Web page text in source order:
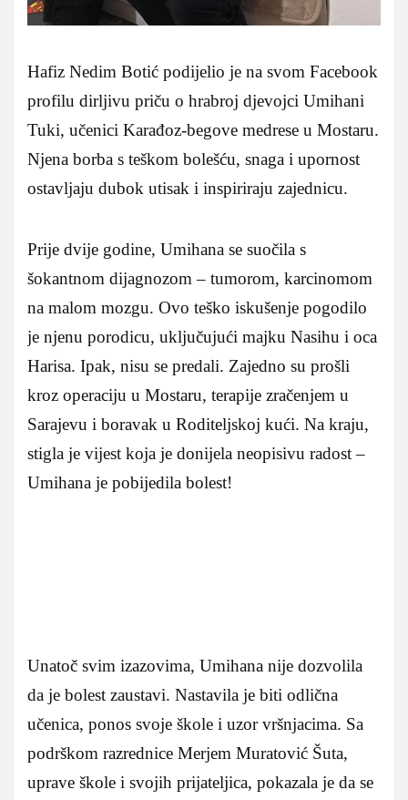
Hafiz Nedim Botić podijelio je na svom Facebook
profilu dirljivu priču o hrabroj djevojci Umihani
Tuki, učenici Karađoz-begove medrese u Mostaru.
Njena borba s teškom bolešću, snaga i upornost
ostavljaju dubok utisak i inspiriraju zajednicu.
Prije dvije godine, Umihana se suočila s
šokantnom dijagnozom – tumorom, karcinomom
na malom mozgu. Ovo teško iskušenje pogodilo
je njenu porodicu, uključujući majku Nasihu i oca
Harisa. Ipak, nisu se predali. Zajedno su prošli
kroz operaciju u Mostaru, terapije zračenjem u
Sarajevu i boravak u Roditeljskoj kući. Na kraju,
stigla je vijest koja je donijela neopisivu radost –
Umihana je pobijedila bolest!
Unatoč svim izazovima, Umihana nije dozvolila
da je bolest zaustavi. Nastavila je biti odlična
učenica, ponos svoje škole i uzor vršnjacima. Sa
podrškom razrednice Merjem Muratović Šuta,
uprave škole i svojih prijateljica, pokazala je da se